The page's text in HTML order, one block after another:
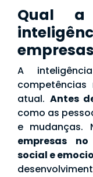
Qual a
A
atual. Antes
como as
e mudanças.
empresas
social e